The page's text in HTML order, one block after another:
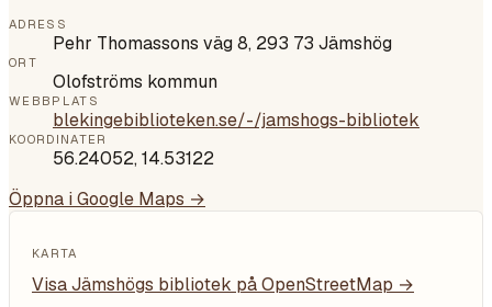
ADRESS
Pehr Thomassons väg 8, 293 73 Jämshög
ORT
Olofströms kommun
WEBBPLATS
blekingebiblioteken.se/-/jamshogs-bibliotek
KOORDINATER
56.24052,14.53122
Öppna i Google Maps →
KARTA
VisaJämshögs bibliotek på OpenStreetMap →